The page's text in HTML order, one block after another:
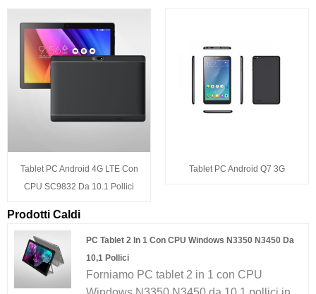
Tablet PC Android 4G LTE Con
CPU SC9832 Da 10.1 Pollici
Tablet PC Android Q7 3G
Prodotti Caldi
PC Tablet 2 In 1 Con CPU Windows N3350 N3450 Da
10,1 Pollici
Forniamo PC tablet 2 in 1 con CPU